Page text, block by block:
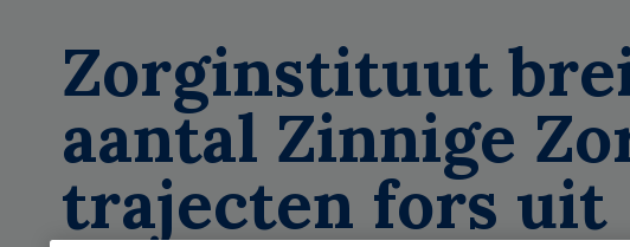
Zorginstituut
aantal Zinnige
trajecten fors uit